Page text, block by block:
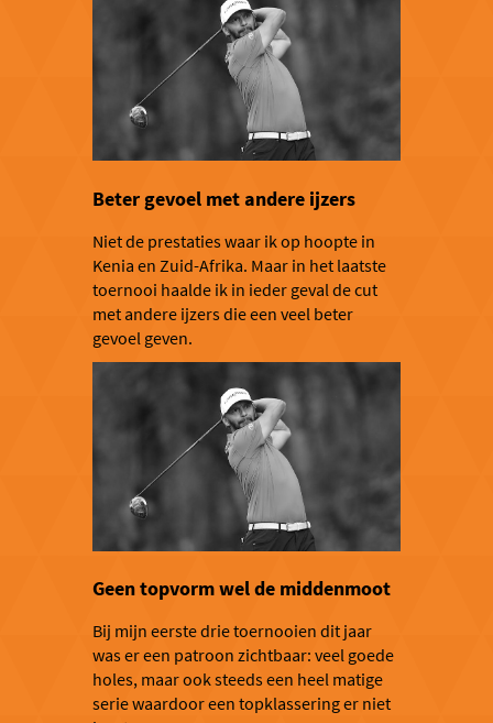
Beter gevoel met andere ijzers
Niet de prestaties waar ik op hoopte in
Kenia en Zuid-Afrika. Maar in het laatste
toernooi haalde ik in ieder geval de cut
met andere ijzers die een veel beter
gevoel geven.
Geen topvorm wel de middenmoot
Bij mijn eerste drie toernooien dit jaar
was er een patroon zichtbaar: veel goede
holes, maar ook steeds een heel matige
serie waardoor een topklassering er niet